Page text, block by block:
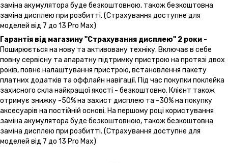
заміна акумулятора буде безкоштовною, також безкоштовна
заміна дисплею при розбитті. (Страхування доступне для
моделей від 7 до 13 Pro Max)
Гарантія від магазину "Страхування дисплею" 2 роки -
Поширюється на нову та активовану техніку. Включає в себе
повну сервісну та апаратну підтримку пристрою на протязі двох
років, повне налаштування пристрою, встановлення пакету
платних додатків та оффлайн навігації. Під час покупки поклейка
захисного скла найкращої якості - безкоштовно. Клієнт також
отримує знижку -50% на захист дисплею та -30% на покупку
аксесуарів на постійній основі. На першому році користування
заміна акумулятора буде безкоштовною, також безкоштовна
заміна дисплею при розбитті. (Страхування доступне для
моделей від 7 до 13 Pro Max)